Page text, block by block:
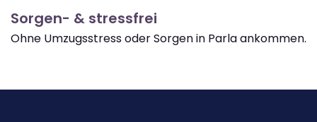
Sorgen- & stressfrei
Ohne Umzugsstress oder Sorgen in Parla ankommen.